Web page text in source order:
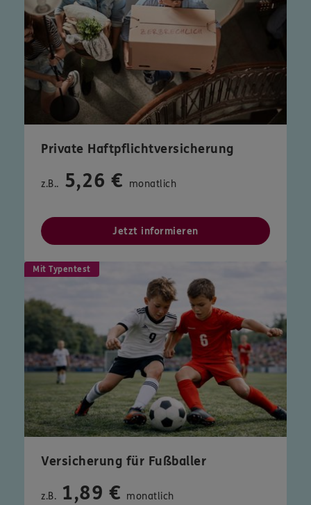
Private Haftpflichtversicherung
z.B.. 5,26 € monatlich
Jetzt informieren
Mit Typentest
Versicherung für Fußballer
z.B. 1,89 € monatlich